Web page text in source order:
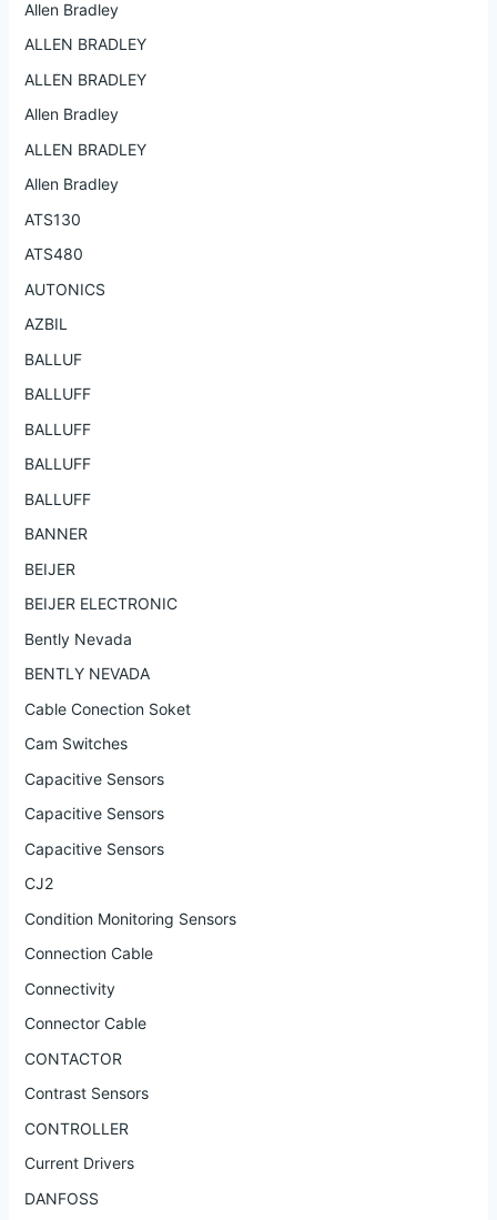
Allen Bradley
ALLEN BRADLEY
ALLEN BRADLEY
Allen Bradley
ALLEN BRADLEY
Allen Bradley
ATS130
ATS480
AUTONICS
AZBIL
BALLUF
BALLUFF
BALLUFF
BALLUFF
BALLUFF
BANNER
BEIJER
BEIJER ELECTRONIC
Bently Nevada
BENTLY NEVADA
Cable Conection Soket
Cam Switches
Capacitive Sensors
Capacitive Sensors
Capacitive Sensors
CJ2
Condition Monitoring Sensors
Connection Cable
Connectivity
Connector Cable
CONTACTOR
Contrast Sensors
CONTROLLER
Current Drivers
DANFOSS